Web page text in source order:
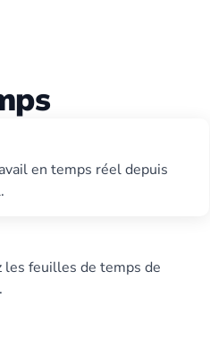
en temps réel depuis
les feuilles de temps de